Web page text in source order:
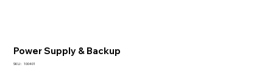
Power Supply & Backup
SKU : SKU
100401